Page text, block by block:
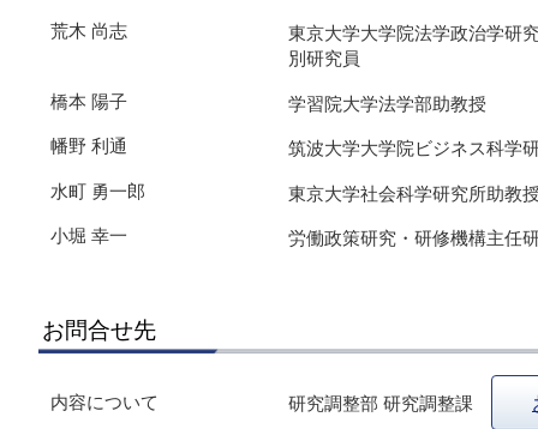
荒木 尚志
東京大学大学院法学政治学研
別研究員
橋本 陽子 学習院大学法学部助教授
幡野 利通 筑波大学大学院ビジネス科学
水町 勇一郎 東京大学社会科学研究所助教
小堀 幸一 労働政策研究・研修機構主任
お問合せ先
内容について 研究調整部 研究調整課